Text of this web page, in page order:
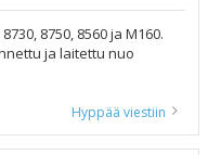
8750, 8560 ja M160.
ja laitettu nuo
Hyppää viestiin